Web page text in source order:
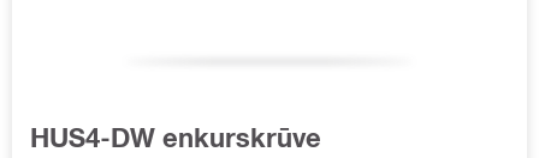
HUS4-DW enkurskrūve